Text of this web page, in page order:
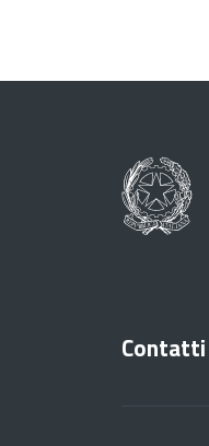
Contatti